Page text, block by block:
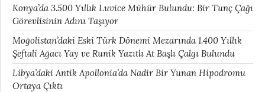
Konya’da 3.500 Yıllık Luvice Mühür Bulundu: Bir Tunç Çağı
Görevlisinin Adını Taşıyor
Moğolistan’daki Eski Türk Dönemi Mezarında 1.400 Yıllık
Şeftali Ağacı Yay ve Runik Yazıtlı At Başlı Çalgı Bulundu
Libya’daki Antik Apollonia’da Nadir Bir Yunan Hipodromu
Ortaya Çıktı